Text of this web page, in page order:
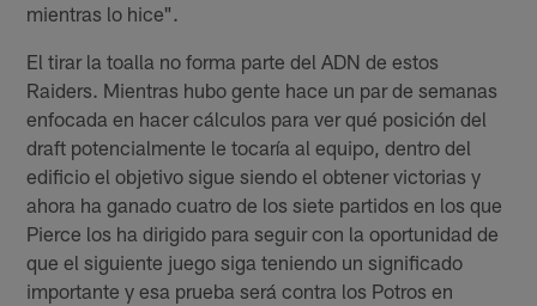
mientras lo hice".
El tirar la toalla no forma parte del ADN de estos
Raiders. Mientras hubo gente hace un par de semanas
enfocada en hacer cálculos para ver qué posición del
draft potencialmente le tocaría al equipo, dentro del
edificio el objetivo sigue siendo el obtener victorias y
ahora ha ganado cuatro de los siete partidos en los que
Pierce los ha dirigido para seguir con la oportunidad de
que el siguiente juego siga teniendo un significado
importante y esa prueba será contra los Potros en